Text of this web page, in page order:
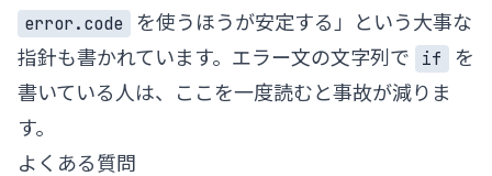
error.code
を使うほうが安定する」という大事な
指針も書かれています。エラー文の文字列で
if
を
書いている人は、ここを一度読むと事故が減りま
す。
よくある質問